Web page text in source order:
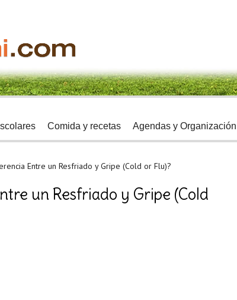
Comida y recetas Agendas y Organización
Entre un Resfriado y Gripe (Cold or Flu)?
un Resfriado y Gripe (Cold